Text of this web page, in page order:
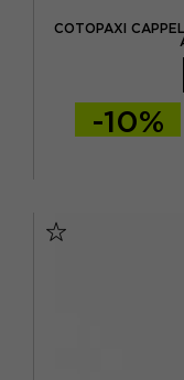
COTOPAXI
-10%